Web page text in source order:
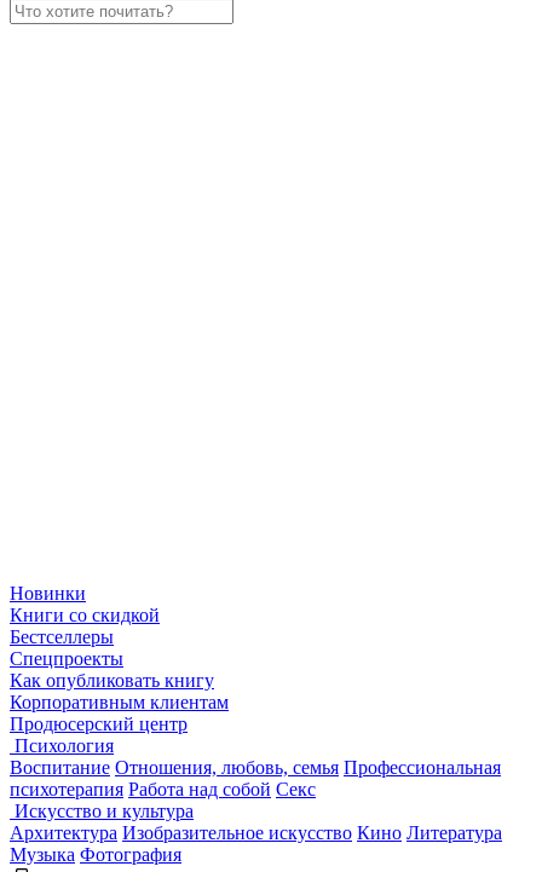
Новинки
Книги со скидкой
Бестселлеры
Спецпроекты
Как опубликовать книгу
Корпоративным клиентам
Продюсерский центр
Психология
Воспитание Отношения, любовь, семья Профессиональная
психотерапия Работа над собой Секс
Искусство и культура
Архитектура Изобразительное искусство Кино Литература
Музыка Фотография